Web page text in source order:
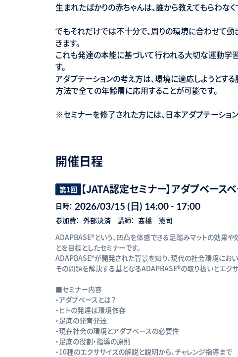
生まれたばかりの赤ちゃんは、誰から教えてもらわなく
でもそれだけでは不十分で、周りの環境に合わせて
きます。
これも発達の本能に基づいて行われる大切な運動学
す。
アダプテーションの考え方は、環境に適応しようと
方法で全ての年齢層に応用することが可能です。
※セミナーを修了された方には、日本アダプテーショ
開催日程
第1回 【JATA認定セミナー】アダプベース
日時： 2026/03/15 (日) 14:00 - 17:00
参加費： 外部決済 講師： 髙橋 憲司
ADAPBASE®という、凹凸を体感できる足踏みマットの効果
とを目標としたセミナーです。
ADAPBASE®が開発された背景を知り、現代の社会環境にお
その問題を解決する基となるADAPBASE®の取り扱いとエクサ
■セミナー内容
・アダプベースとは？
・ヒトの発達は環境依存
・足底の発育発達
・現在社会の環境とアダプベースの必要性
・足底の役割・指導の原則
・10種のエクササイズの解説と説明から、チャレンジ指導まで